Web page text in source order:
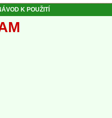
K POUŽITÍ